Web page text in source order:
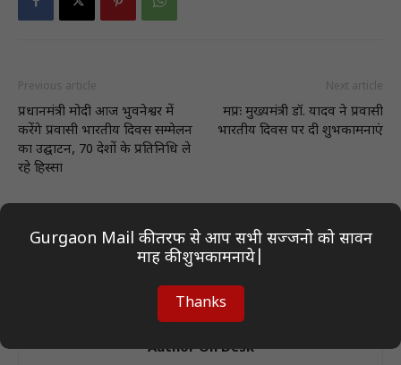
Previous article
प्रधानमंत्री मोदी आज भुवनेश्वर में
करेंगे प्रवासी भारतीय दिवस सम्मेलन
का उद्घाटन, 70 देशों के प्रतिनिधि ले
रहे हिस्सा
Next article
मप्रः मुख्यमंत्री डॉ. यादव ने प्रवासी
भारतीय दिवस पर दी शुभकामनाएं
Author On Desk
Gurgaon Mail की तरफ से आप सभी सज्जनो को सावन
माह की शुभकामनाये|
Thanks